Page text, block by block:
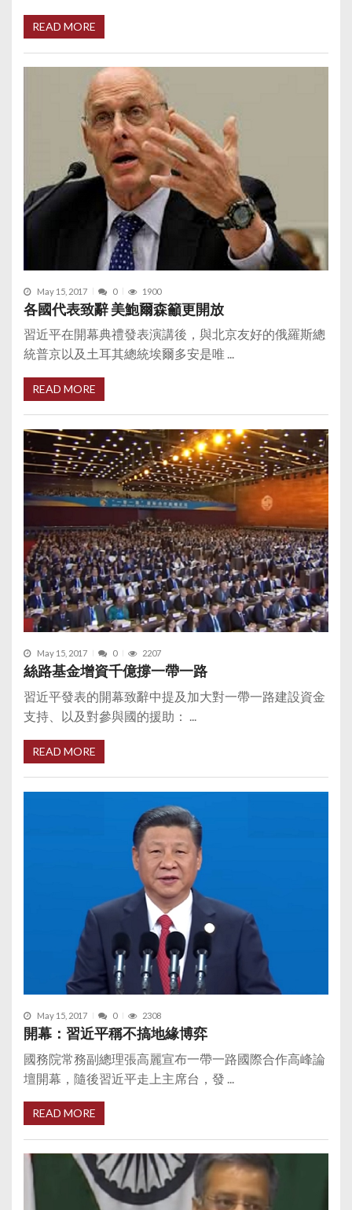
READ MORE
May 15, 2017 0 1900
各國代表致辭 美鮑爾森籲更開放
習近平在開幕典禮發表演講後，與北京友好的俄羅斯總
統普京以及土耳其總統埃爾多安是唯 ...
READ MORE
May 15, 2017 0 2207
絲路基金增資千億撐一帶一路
習近平發表的開幕致辭中提及加大對一帶一路建設資金
支持、以及對參與國的援助： ...
READ MORE
May 15, 2017 0 2308
開幕：習近平稱不搞地緣博弈
國務院常務副總理張高麗宣布一帶一路國際合作高峰論
壇開幕，隨後習近平走上主席台，發 ...
READ MORE